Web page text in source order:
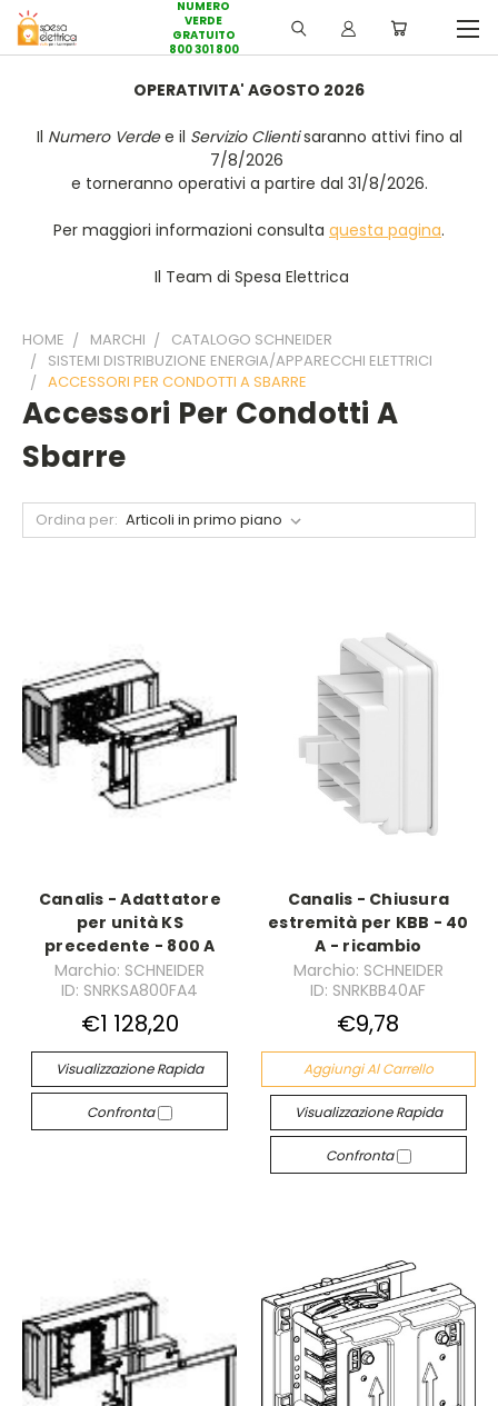
NUMERO
VERDE
GRATUITO
800 301 800
OPERATIVITA' AGOSTO 2026
Il Numero Verdee il Servizio Clientisaranno attivi fino al
7/8/2026
e torneranno operativi a partire dal 31/8/2026.
Per maggiori informazioni consulta questa pagina.
Il Team di Spesa Elettrica
HOME MARCHI
CATALOGO SCHNEIDER
SISTEMI DISTRIBUZIONE ENERGIA/APPARECCHI ELETTRICI
ACCESSORI PER CONDOTTI A SBARRE
Accessori Per Condotti A
Sbarre
Ordina per:
Canalis - Adattatore
per unità KS
precedente - 800 A
Marchio: SCHNEIDER
ID: SNRKSA800FA4
€1 128,20
Visualizzazione Rapida
Confronta
Canalis - Chiusura
estremità per KBB - 40
A - ricambio
Marchio: SCHNEIDER
ID: SNRKBB40AF
€9,78
Aggiungi Al Carrello
Visualizzazione Rapida
Confronta